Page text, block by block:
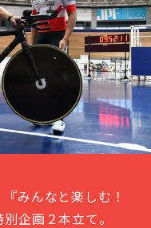
みんなと楽しむ！
企画２本立て。